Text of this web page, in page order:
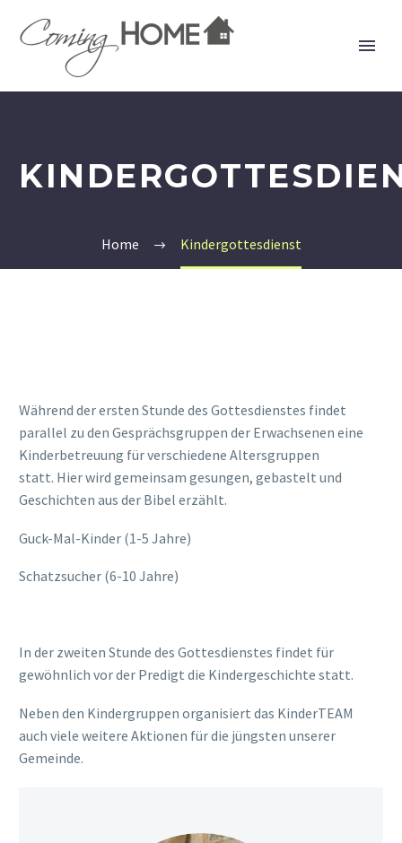
Home Kindergottesdienst
Während der ersten Stunde des Gottesdienstes findet
parallel zu den Gesprächsgruppen der Erwachsenen eine
Kinderbetreuung für verschiedene Altersgruppen
statt. Hier wird gemeinsam gesungen, gebastelt und
Geschichten aus der Bibel erzählt.
Guck-Mal-Kinder (1-5 Jahre)
Schatzsucher (6-10 Jahre)
In der zweiten Stunde des Gottesdienstes findet für
gewöhnlich vor der Predigt die Kindergeschichte statt.
Neben den Kindergruppen organisiert das KinderTEAM
auch viele weitere Aktionen für die jüngsten unserer
Gemeinde.